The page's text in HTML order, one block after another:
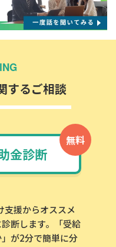
するご相談
無料
金診断
援からオススメ
断します。「受給
が2分で簡単に分